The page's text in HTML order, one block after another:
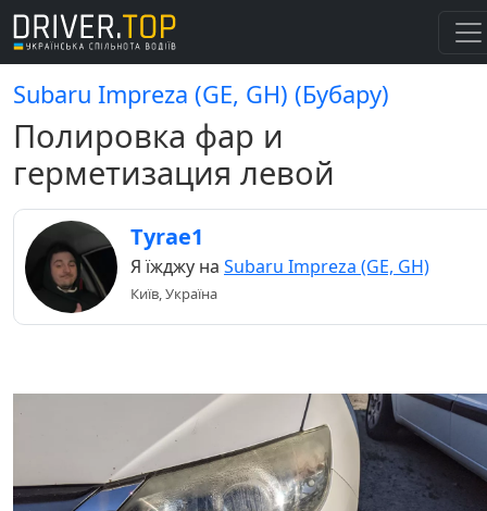
Subaru Impreza (GE, GH) (Бубару)
Полировка фар и
герметизация левой
Tyrae1
Я їжджу на Subaru Impreza (GE, GH)
Київ, Україна